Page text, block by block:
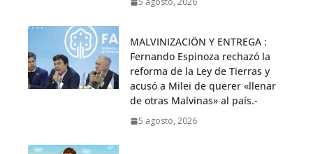
MALVINIZACIÖN Y ENTREGA :
Fernando Espinoza rechazó la
reforma de la Ley de Tierras y
acusó a Milei de querer «llenar
de otras Malvinas» al país.-
5 agosto, 2026